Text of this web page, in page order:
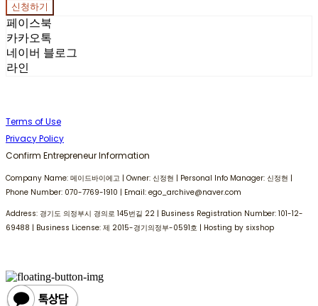
신청하기
페이스북
카카오톡
네이버 블로그
라인
Terms of Use
Privacy Policy
Confirm Entrepreneur Information
Company Name: 메이드바이에고 | Owner: 신정현 | Personal Info Manager: 신정현 |
Phone Number: 070-7769-1910 | Email: ego_archive@naver.com
Address: 경기도 의정부시 경의로 145번길 22 | Business Registration Number: 101-12-
69488 | Business License: 제 2015-경기의정부-0591호 | Hosting by sixshop